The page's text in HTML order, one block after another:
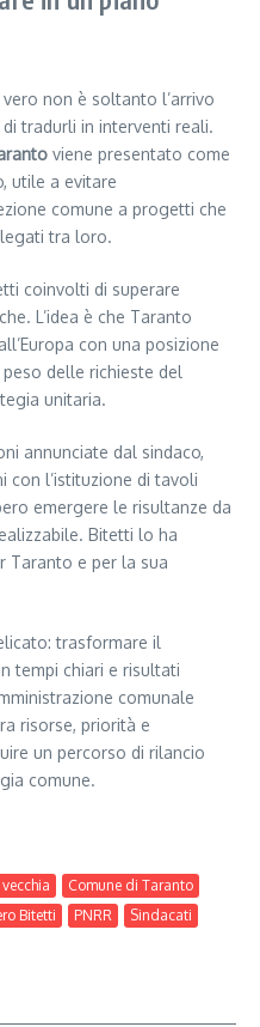
non è soltanto l’arrivo
tradurli in interventi reali.
viene presentato come
utile a evitare
comune a progetti che
tra loro.
coinvolti di superare
L’idea è che Taranto
con una posizione
delle richieste del
unitaria.
annunciate dal sindaco,
con l’istituzione di tavoli
emergere le risultanze da
Bitetti lo ha
Taranto e per la sua
trasformare il
tempi chiari e risultati
comunale
risorse, priorità e
un percorso di rilancio
comune.
Comune di Taranto
Bitetti PNRR
Sindacati